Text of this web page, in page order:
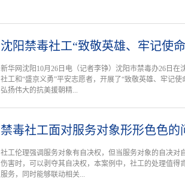
沈阳禁毒社工“致敬英雄、牢记使
新华网沈阳10月26日电（记者李铮）沈阳市禁毒办26日在
社工和“盛京义勇”平安志愿者，开展了“致敬英雄、牢记
弘扬伟大的抗美援朝精...
禁毒社工面对服务对象形形色色的
社工伦理强调服务对象有自决权，但当服务对象的自决对
伤害时，可以剥夺其自决权，本案例中，社工的处理值得
服务，同时能够联动相关...